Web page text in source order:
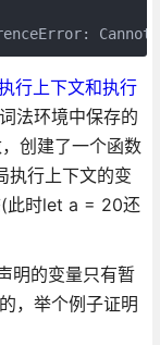
行上下文和执行
法环境中保存的
创建了一个函数
执行上下文的变
(此时let a = 20还
明的变量只有暂
，举个例子证明